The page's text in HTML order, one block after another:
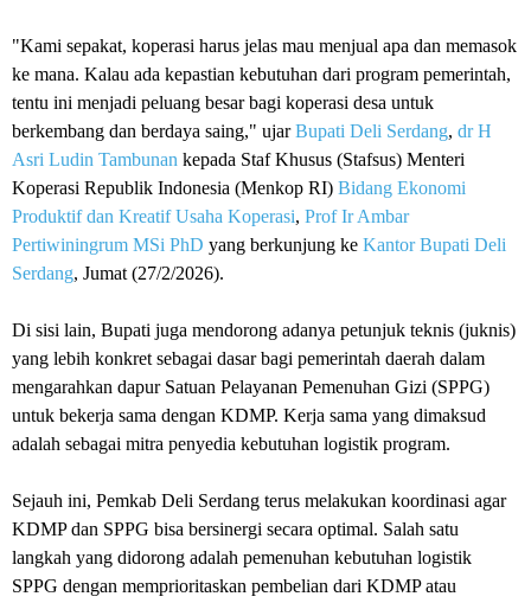
"Kami sepakat, koperasi harus jelas mau menjual apa dan memasok
ke mana. Kalau ada kepastian kebutuhan dari program pemerintah,
tentu ini menjadi peluang besar bagi koperasi desa untuk
berkembang dan berdaya saing," ujarBupati Deli Serdang, dr H
Asri Ludin Tambunan kepada Staf Khusus (Stafsus) Menteri
Koperasi Republik Indonesia (Menkop RI) Bidang Ekonomi
Produktif dan Kreatif Usaha Koperasi, Prof Ir Ambar
Pertiwiningrum MSi PhD yang berkunjung ke Kantor Bupati Deli
Serdang, Jumat (27/2/2026).
Di sisi lain, Bupati juga mendorong adanya petunjuk teknis (juknis)
yang lebih konkret sebagai dasar bagi pemerintah daerah dalam
mengarahkan dapur Satuan Pelayanan Pemenuhan Gizi (SPPG)
untuk bekerja sama dengan KDMP. Kerja sama yang dimaksud
adalah sebagai mitra penyedia kebutuhan logistik program.
Sejauh ini, Pemkab Deli Serdang terus melakukan koordinasi agar
KDMP dan SPPG bisa bersinergi secara optimal. Salah satu
langkah yang didorong adalah pemenuhan kebutuhan logistik
SPPG dengan memprioritaskan pembelian dari KDMP atau